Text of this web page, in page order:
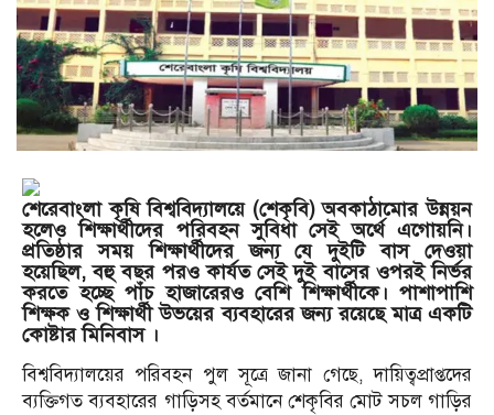
শেরেবাংলা কৃষি বিশ্ববিদ্যালয়ে (শেকৃবি) অবকাঠামোর উন্নয়ন
হলেও শিক্ষার্থীদের পরিবহন সুবিধা সেই অর্থে এগোয়নি।
প্রতিষ্ঠার সময় শিক্ষার্থীদের জন্য যে দুইটি বাস দেওয়া
হয়েছিল, বহু বছর পরও কার্যত সেই দুই বাসের ওপরই নির্ভর
করতে হচ্ছে পাঁচ হাজারেরও বেশি শিক্ষার্থীকে। পাশাপাশি
শিক্ষক ও শিক্ষার্থী উভয়ের ব্যবহারের জন্য রয়েছে মাত্র একটি
কোষ্টার মিনিবাস ।
বিশ্ববিদ্যালয়ের পরিবহন পুল সূত্রে জানা গেছে, দায়িত্বপ্রাপ্তদের
ব্যক্তিগত ব্যবহারের গাড়িসহ বর্তমানে শেকৃবির মোট সচল গাড়ির